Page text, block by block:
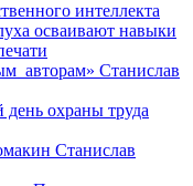
интеллекта
осваивают навыки
Станислав
охраны труда
Станислав